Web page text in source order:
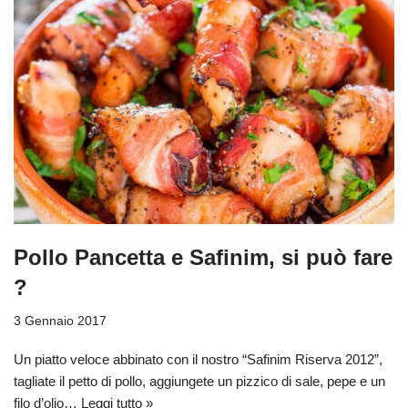
Pollo Pancetta e Safinim, si può fare
?
3 Gennaio 2017
Un piatto veloce abbinato con il nostro “Safinim Riserva 2012”,
tagliate il petto di pollo, aggiungete un pizzico di sale, pepe e un
filo d’olio… Leggi tutto »